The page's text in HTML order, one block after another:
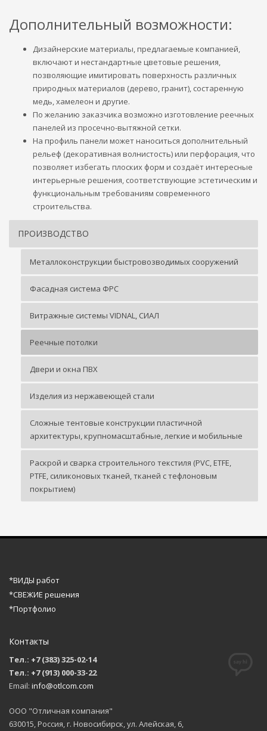
Дополнительный возможности:
Дизайнерские материалы, предлагаемые компанией,
включают и нестандартные цветовые решения,
позволяющие имитировать поверхность различных
природных материалов (дерево, гранит), состаренную
медь, хамелеон и другие.
По желанию заказчика возможно изготовление реечных
панелей из просечно-вытяжной сетки.
На профиль панели может наноситься дополнительный
рельеф (декоративная волнистость) или перфорация, что
позволяет избегать плоских форм и создаёт интересные
интерьерные решения, соответствующие эстетическим и
функциональным требованиям современного
строительства.
ПРОИЗВОДСТВО
Металлоконструкции быстровозводимых сооружений
Фасадная система ФРС
Витражные системы VIDNAL, СИАЛ
Реечные потолки
Двери и окна ПВХ
Изделия из нержавеющей стали
Сложные тентовые конструкции пластичной
архитектуры, крупномасштабные, легкие и мобильные
Раскрой и сварка строительного текстиля (PVC, ETFE,
PTFE, силиконовых тканей, тканей с тефлоновым
покрытием)
*ВИДЫ работ
*СВЕЖИЕ решения
*Портфолио
Контакты
Тел.: +7 (383) 325-02-14
Тел.: +7 (913) 000-33-22
Email: info@otlcom.com
ООО "Отличная компания"
630015, Россия, г. Новосибирск, ул. Алейская, 6,